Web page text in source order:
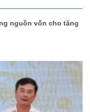
nguồn vốn cho tăng